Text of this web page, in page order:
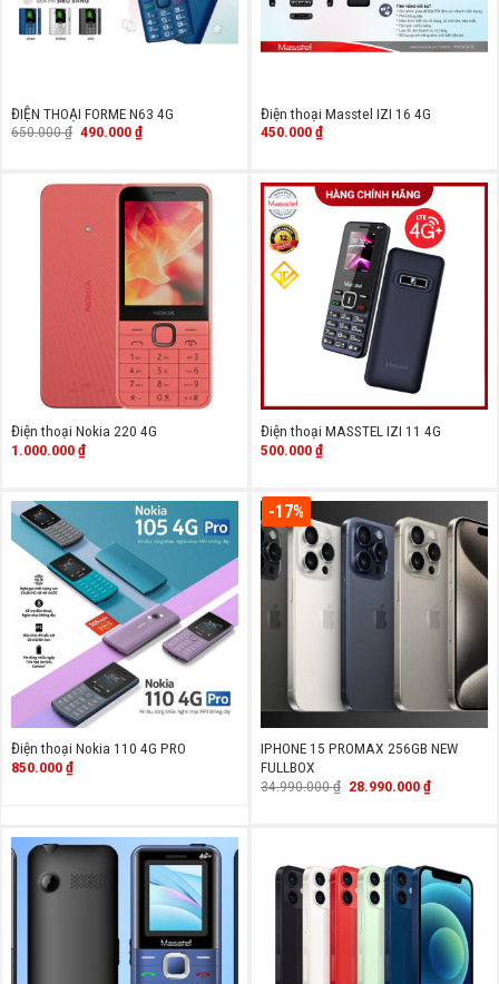
ĐIỆN THOẠI FORME N63 4G
650.000₫ Giá
490.000₫Giá
490.000 ₫.
Điện thoại Masstel IZI 16 4G
450.000₫
Điện thoại Nokia 220 4G
1.000.000₫
Điện thoại MASSTEL IZI 11 4G
500.000₫
Điện thoại Nokia 110 4G PRO
850.000₫
-17%
IPHONE 15 PROMAX 256GB NEW
FULLBOX
34.990.000₫ Giá
28.990.000₫Giá